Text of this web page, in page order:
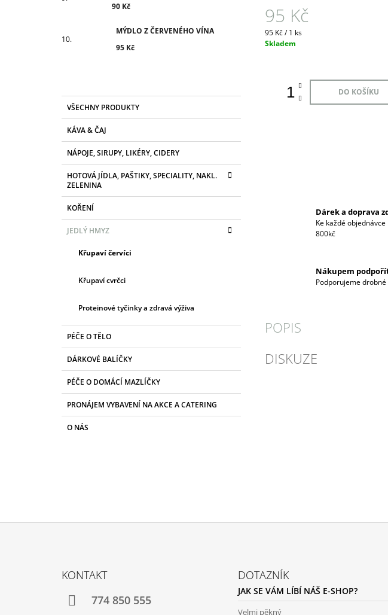
90 Kč
MÝDLO Z ČERVENÉHO VÍNA
95 Kč
kategorie
K
T
G
O
R
VŠECHNY PRODUKTY
KÁVA & ČAJ
NÁPOJE, SIRUPY, LIKÉRY, CIDERY
HOTOVÁ JÍDLA, PAŠTIKY, SPECIALITY, NAKL.
ZELENINA
KOŘENÍ
JEDLÝ HMYZ
Křupaví červíci
Křupaví cvrčci
Proteinové tyčinky a zdravá výživa
PÉČE O TĚLO
DÁRKOVÉ BALÍČKY
PÉČE O DOMÁCÍ MAZLÍČKY
PRONÁJEM VYBAVENÍ NA AKCE A CATERING
O NÁS
95 Kč
Měrná
cena:
95 Kč / 1 ks
Skladem
DO KOŠÍKU
Dárek a doprava
Ke každé objednávce
800kč
Nákupem
Podporujeme
POPIS
DISKUZE
KONTAKT
774 850 555
DOTAZNÍK
JAK SE VÁM LÍBÍ NÁŠ E-SHOP?
Velmi pěkný